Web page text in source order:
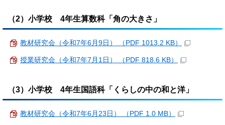
（2）小学校 4年生算数科「角の大きさ」
教材研究会（令和7年6月9日） （PDF 1013.2 KB）
授業研究会（令和7年7月1日） （PDF 818.6 KB）
（3）小学校 4年生国語科「くらしの中の和と洋」
教材研究会（令和7年6月23日） （PDF 1.0 MB）